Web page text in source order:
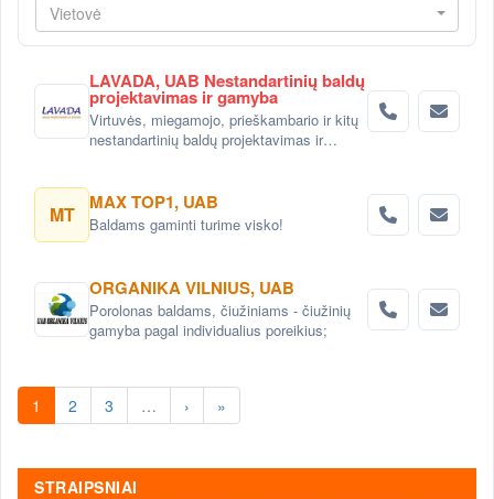
Vietovė
LAVADA, UAB Nestandartinių baldų
projektavimas ir gamyba
Virtuvės, miegamojo, prieškambario ir kitų
nestandartinių baldų projektavimas ir
MT MAX TOP1, UAB
Baldams gaminti turime visko!
ORGANIKA VILNIUS, UAB
Porolonas baldams, čiužiniams - čiužinių
gamyba pagal individualius poreikius;
1 2 3 … › »
STRAIPSNIAI